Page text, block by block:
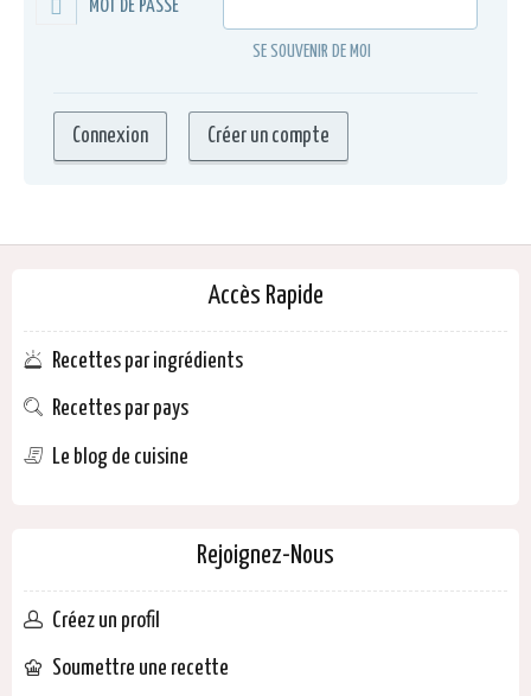
MOT DE PASSE
SE SOUVENIR DE MOI
Accès Rapide
Recettes par ingrédients
Recettes par pays
Le blog de cuisine
Rejoignez-Nous
Créez un profil
Soumettre une recette